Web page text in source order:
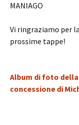
MANIAGO
Vi ringraziamo per
prossime tappe!
Album di foto
concessione di